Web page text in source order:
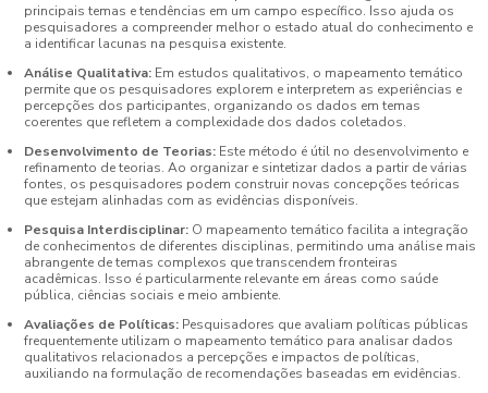
principais temas e tendências em um campo específico. Isso ajuda os
pesquisadores a compreender melhor o estado atual do conhecimento e
a identificar lacunas na pesquisa existente.
Análise Qualitativa: Em estudos qualitativos, o mapeamento temático
permite que os pesquisadores explorem e interpretem as experiências e
percepções dos participantes, organizando os dados em temas
coerentes que refletem a complexidade dos dados coletados.
Desenvolvimento de Teorias: Este método é útil no desenvolvimento e
refinamento de teorias. Ao organizar e sintetizar dados a partir de várias
fontes, os pesquisadores podem construir novas concepções teóricas
que estejam alinhadas com as evidências disponíveis.
Pesquisa Interdisciplinar: O mapeamento temático facilita a integração
de conhecimentos de diferentes disciplinas, permitindo uma análise mais
abrangente de temas complexos que transcendem fronteiras
acadêmicas. Isso é particularmente relevante em áreas como saúde
pública, ciências sociais e meio ambiente.
Avaliações de Políticas: Pesquisadores que avaliam políticas públicas
frequentemente utilizam o mapeamento temático para analisar dados
qualitativos relacionados a percepções e impactos de políticas,
auxiliando na formulação de recomendações baseadas em evidências.